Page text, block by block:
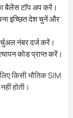
बैलेंस टॉप अप करें।
इच्छित देश चुनें और
नंबर दर्ज करें।
कोड प्राप्त करें।
किसी भौतिक SIM
होती।